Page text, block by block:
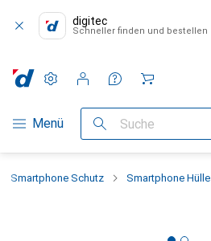
digitec
Schneller finden und bestellen
Navigation nach Kategorien
Menü Suche
Einstellungen
Kundenkonto
Vergleichslisten
Merklisten
Warenkorb
Smartphone Schutz Smartphone Hülle